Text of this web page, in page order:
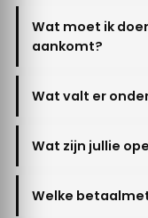
Wat moet ik
aankomt?
Wat valt er
Wat zijn jullie
Welke